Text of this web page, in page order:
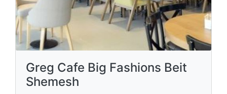
Greg Cafe Big Fashions Beit
Shemesh